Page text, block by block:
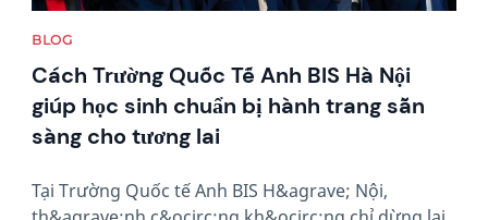
BLOG
Cách Trường Quốc Tế Anh BIS Hà Nội
giúp học sinh chuẩn bị hành trang sẵn
sàng cho tương lai
Tại Trường Quốc tế Anh BIS H&agrave; Nội,